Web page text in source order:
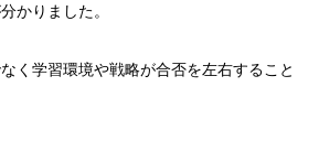
かりました。
く学習環境や戦略が合否を左右すること